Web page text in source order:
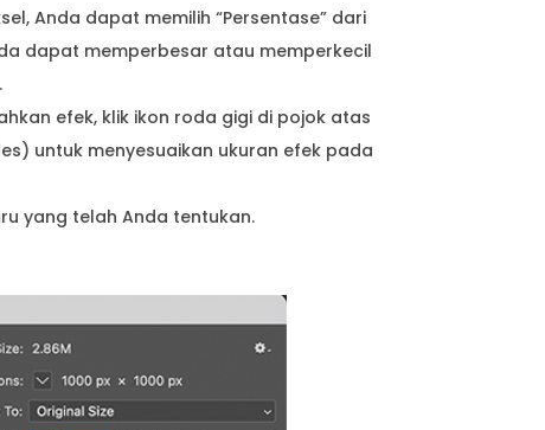
Anda dapat memilih “Persentase” dari
dapat memperbesar atau memperkecil
efek, klik ikon roda gigi di pojok atas
untuk menyesuaikan ukuran efek pada
yang telah Anda tentukan.